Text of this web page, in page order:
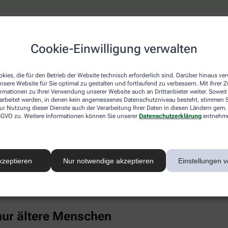
Cookie-Einwilligung verwalten
die für den Betrieb der Website technisch erforderlich sind. Darüber hinaus
Website für Sie optimal zu gestalten und fortlaufend zu verbessern. Mit Ihrer
zu Ihrer Verwendung unserer Website auch an Drittanbieter weiter. Soweit
werden, in denen kein angemessenes Datenschutzniveau besteht, stimmen
Nutzung dieser Dienste auch der Verarbeitung Ihrer Daten in diesen Ländern
zu. Weitere Informationen können Sie unserer Datenschutzerklärung
Nur notwendige akzeptieren Einstellungen
erhöhten Cholesterinwerte
wähnt sich oft in Sicherheit, weil hohe Cholesterinwerte
die Blutfettwerte in die Höhe treiben. Dazu gehören auch
chronischer Stress, Alkoholkonsum und Medikamente wie
Baby-Pille untersucht und bei jungen Frauen (14 bis 19
Punkt 4). Als großer Risikofaktor hat sich in den
Cholesterin im Blut.
kann sich in der Gefäßwand ablagern, chronische
unter anderem mit einem deutlich gesteigerten Risiko
im Blut ist überwiegend genetisch bestimmt,
gesunden Lebensstil merklich senken (wenngleich
im Leben bestimmen zu lassen.
ältere Menschen